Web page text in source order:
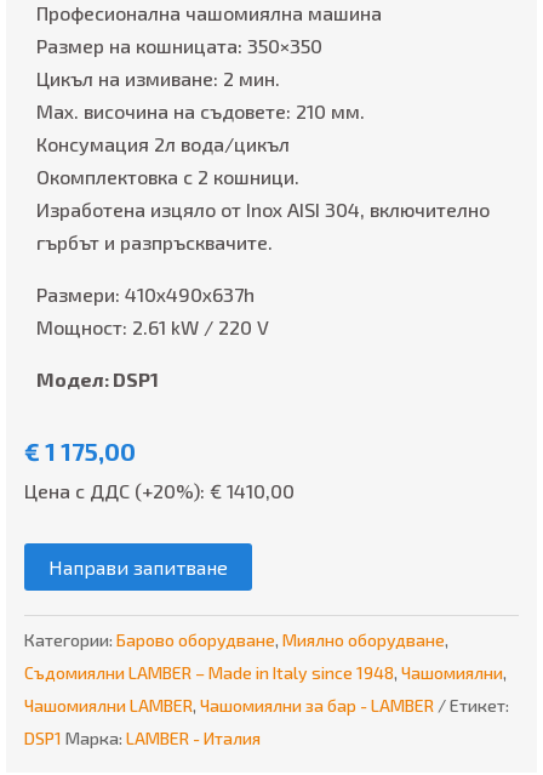
Професионална чашомиялна машина
Размер на кошницата: 350×350
Цикъл на измиване: 2 мин.
Max. височина на съдовете: 210 мм.
Консумация 2л вода/цикъл
Окомплектовка с 2 кошници.
Изработена изцяло от Inox AISI 304, включително
гърбът и разпръсквачите.
Размери: 410x490x637h
Мощност: 2.61 kW / 220 V
Модел: DSP1
€ 1 175,00
Цена с ДДС (+20%): € 1410,00
Направи запитване
Категории: Барово оборудване, Миялно оборудване,
Съдомиялни LAMBER – Made in Italy since 1948, Чашомиялни,
Чашомиялни LAMBER, Чашомиялни за бар - LAMBER
Етикет:
DSP1 Марка: LAMBER - Италия